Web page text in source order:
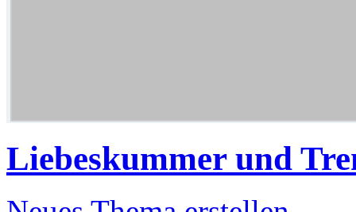
Liebeskummer und